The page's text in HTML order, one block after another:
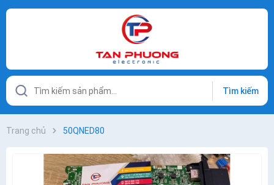
Tìm kiếm
Trang chủ 50QNED80